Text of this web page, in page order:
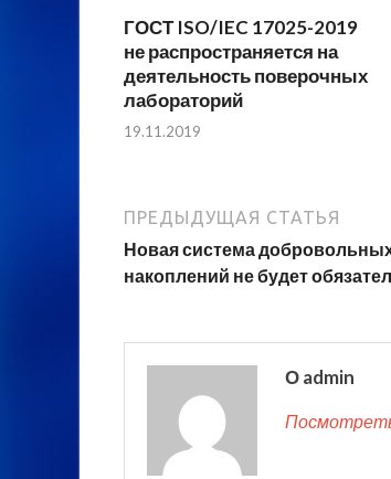
ГОСТ ISO/IEC 17025-2019
не распространяется на
деятельность поверочных
лабораторий
19.11.2019
ПРЕДЫДУЩАЯ СТАТЬЯ
Новая система
накоплений не будет
О admin
Посмотреть